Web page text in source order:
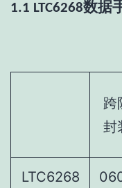
1.1 LTC6268数
跨
封
LTC6268